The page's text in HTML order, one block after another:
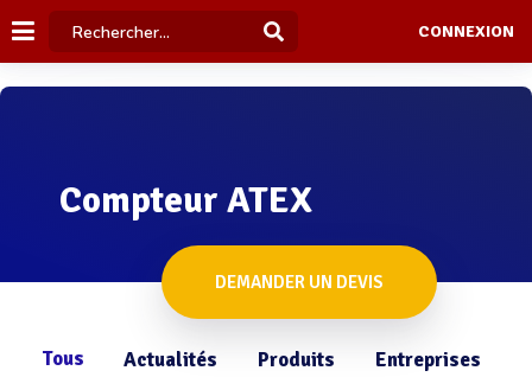
CONNEXION
Compteur ATEX
DEMANDER UN DEVIS
Tous Actualités Produits Entreprises